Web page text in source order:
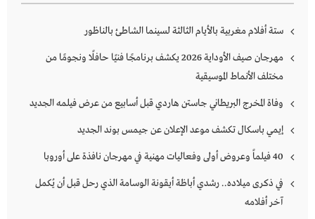
ستة أفلام مغربية بالأيام الثالثة لسينما الشاطئ بالناظور
مهرجان صيف الأوداية 2026 يكشف برنامجًا فنيًا حافلًا ونجومًا من
مختلف الأنماط الموسيقية
وفاة المخرج البريطاني جاستن هاردي قبل أسابيع من عرض فيلمه الجديد
إيمي باسكال تكشف موعد الإعلان عن جيمس بوند الجديد
40 فيلماً وعروض أولى وفعاليات مهنية في مهرجان نافذة على أوروبا
في ذكرى ميلاده.. رشدي أباظة أيقونة الوسامة الذي رحل قبل أن يُكمل
آخر أفلامه